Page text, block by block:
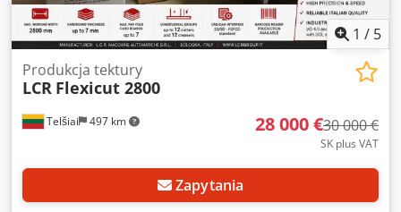
1 / 5
Telšiai 497 km
Produkcja tektury
LCR Flexicut 2800
28 000 €30 000 €
SK plus VAT
Zapytania